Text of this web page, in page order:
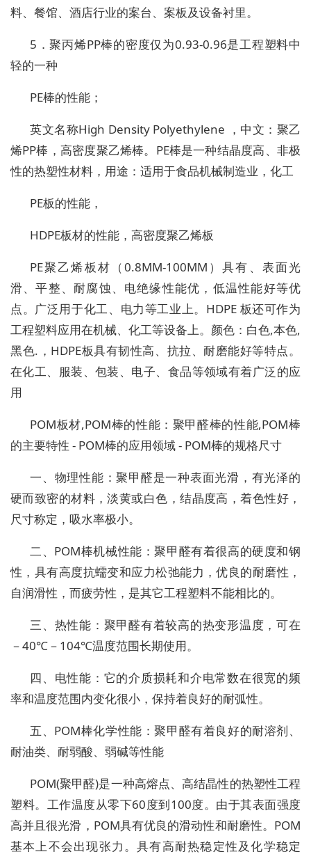
料、餐馆、酒店行业的案台、案板及设备衬里。
5．聚丙烯PP棒的密度仅为0.93-0.96是工程塑料中
轻的一种
PE棒的性能；
英文名称High Density Polyethylene ，中文：聚乙
烯PP棒，高密度聚乙烯棒。PE棒是一种结晶度高、非极
性的热塑性材料，用途：适用于食品机械制造业，化工
PE板的性能，
HDPE板材的性能，高密度聚乙烯板
PE聚乙烯板材（0.8MM-100MM）具有、表面光
滑、平整、耐腐蚀、电绝缘性能优，低温性能好等优
点。广泛用于化工、电力等工业上。HDPE 板还可作为
工程塑料应用在机械、化工等设备上。颜色：白色,本色,
黑色.，HDPE板具有韧性高、抗拉、耐磨能好等特点。
在化工、服装、包装、电子、食品等领域有着广泛的应
用
POM板材,POM棒的性能：聚甲醛棒的性能,POM棒
的主要特性 - POM棒的应用领域 - POM棒的规格尺寸
一、物理性能：聚甲醛是一种表面光滑，有光泽的
硬而致密的材料，淡黄或白色，结晶度高，着色性好，
尺寸称定，吸水率极小。
二、POM棒机械性能：聚甲醛有着很高的硬度和钢
性，具有高度抗蠕变和应力松弛能力，优良的耐磨性，
自润滑性，而疲劳性，是其它工程塑料不能相比的。
三、热性能：聚甲醛有着较高的热变形温度，可在
－40℃－104℃温度范围长期使用。
四、电性能：它的介质损耗和介电常数在很宽的频
率和温度范围内变化很小，保持着良好的耐弧性。
五、POM棒化学性能：聚甲醛有着良好的耐溶剂、
耐油类、耐弱酸、弱碱等性能
POM(聚甲醛)是一种高熔点、高结晶性的热塑性工程
塑料。工作温度从零下60度到100度。由于其表面强度
高并且很光滑，POM具有优良的滑动性和耐磨性。POM
基本上不会出现张力。具有高耐热稳定性及化学稳定